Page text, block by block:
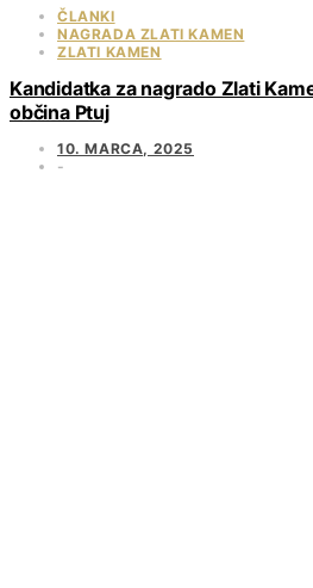
ČLANKI
NAGRADA ZLATI KAMEN
ZLATI KAMEN
Kandidatka za nagrado Zlati
občina Ptuj
10. MARCA, 2025